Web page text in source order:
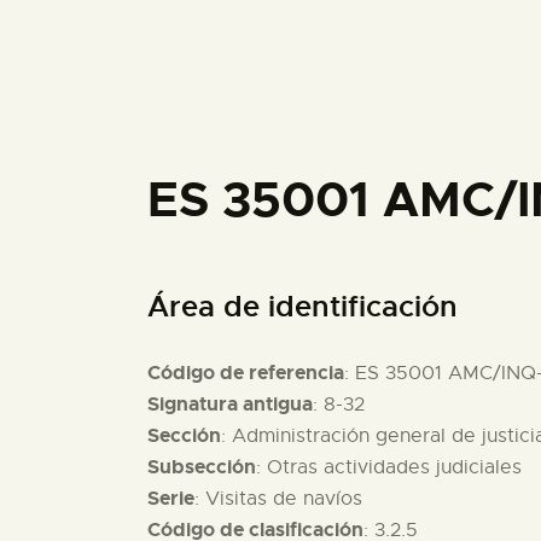
ES 35001 AMC/
Área de identificación
Código de referencia: ES 35001 AMC/
Signatura antigua: 8-32
Sección: Administración general de
Subsección: Otras actividades judiciales
Serie: Visitas de navíos
Código de clasificación: 3.2.5